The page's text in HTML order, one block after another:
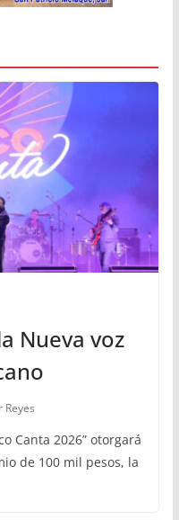
Nueva voz
Reyes
Canta 2026” otorgará
de 100 mil pesos, la